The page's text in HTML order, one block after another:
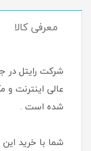
معرفی کالا
شرکت رایتل در
عالی اینترنت و
شده است .
شما با خرید